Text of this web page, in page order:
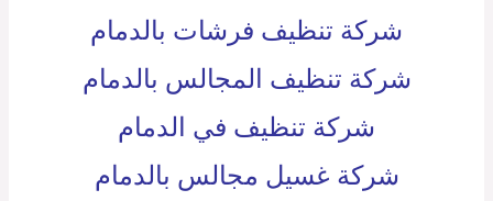
شركة تنظيف فرشات بالدمام
شركة تنظيف المجالس بالدمام
شركة تنظيف في الدمام
شركة غسيل مجالس بالدمام